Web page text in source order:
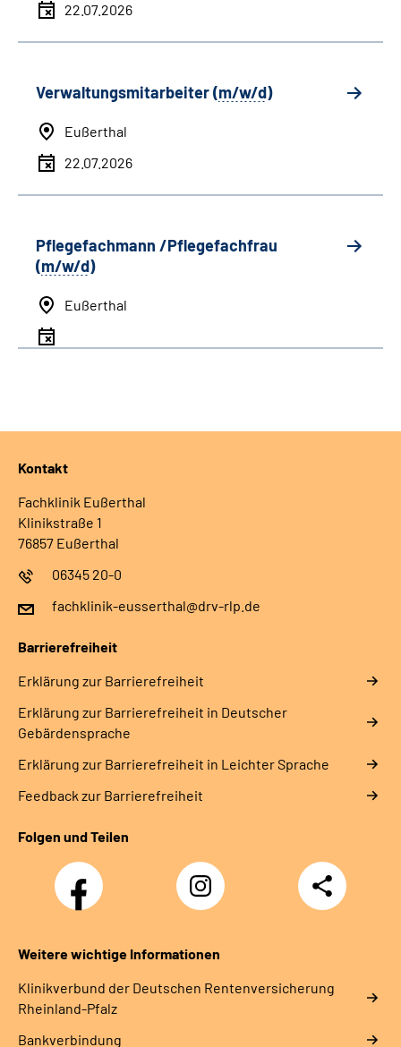
22.07.2026
Verwaltungsmitarbeiter (m/w/d)
Eußerthal
22.07.2026
Pflegefachmann /Pflegefachfrau
(m/w/d)
Eußerthal
Kontakt
Fachklinik Eußerthal
Klinikstraße 1
76857 Eußerthal
06345 20-0
fachklinik-eusserthal@drv-rlp.de
Barrierefreiheit
Erklärung zur Barrierefreiheit
Erklärung zur Barrierefreiheit in Deutscher
Gebärdensprache
Erklärung zur Barrierefreiheit in Leichter Sprache
Feedback zur Barrierefreiheit
Folgen und Teilen
Facebook
Instagram
DRV
Nachwuchskräfte
Teilen
Weitere wichtige Informationen
Klinikverbund der Deutschen Rentenversicherung
Rheinland-Pfalz
Bankverbindung